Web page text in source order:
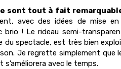
sont tout à fait
avec des idées de mise
! Le rideau semi-
du spectacle, est très bien
Je regrette simplement que
avec le temps.